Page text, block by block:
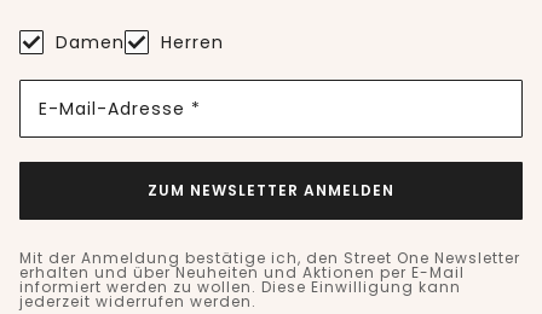
Damen Herren
E-Mail-Adresse *
ZUM NEWSLETTER ANMELDEN
Mit der Anmeldung bestätige ich, den Street One Newsletter
erhalten und über Neuheiten und Aktionen per E-Mail
informiert werden zu wollen. Diese Einwilligung kann
jederzeit widerrufen werden.